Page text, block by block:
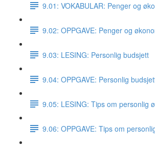
9.01: VOKABULAR: Penger og
9.02: OPPGAVE: Penger og
9.03: LESING: Personlig budsjett
9.04: OPPGAVE: Personlig
9.05: LESING: Tips om personlig
9.06: OPPGAVE: Tips om